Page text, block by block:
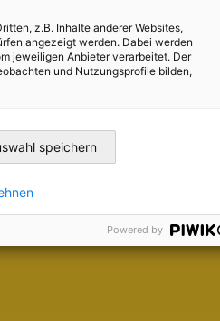
z.B. Inhalte anderer Websites,
angezeigt werden. Dabei werden
jeweiligen Anbieter verarbeitet. Der
und Nutzungsprofile bilden,
speichern
Powered by